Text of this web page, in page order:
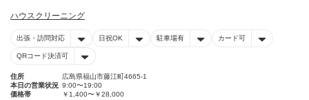
ハウスクリーニング
出張・訪問対応 日祝OK 駐車場有 カード可
QRコード決済可
住所
広島県福山市藤江町4665-1
本日の営業状況 9:00〜19:00
価格帯
￥1,400〜￥28,000